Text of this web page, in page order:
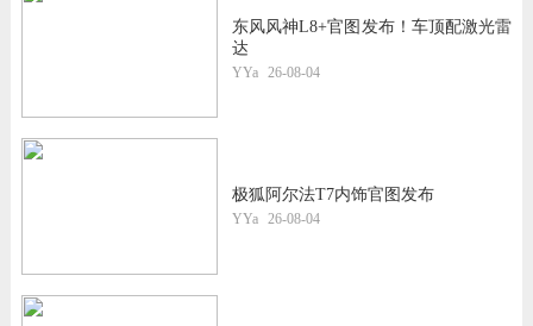
东风风神L8+官图发布！车顶配激光雷
达
YYa 26-08-04
极狐阿尔法T7内饰官图发布
YYa 26-08-04